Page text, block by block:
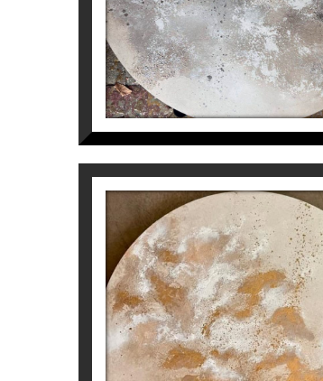
MAIN THEME
Inés Valls Fortuny
1.800€